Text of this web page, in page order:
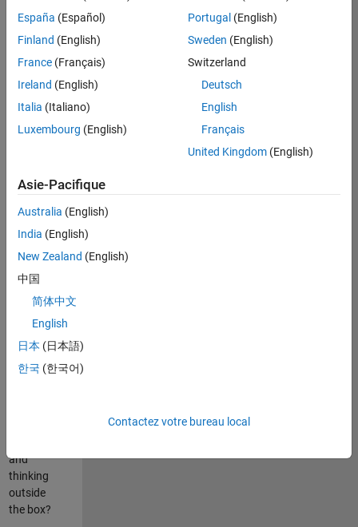
Ingénierie
de
la
FR-
Résumé
du
poste
Are you
about
state-of-
the-art
Do you
and
thinking
outside
the box?
España (Español)
Finland (English)
France (Français)
Ireland (English)
Italia (Italiano)
Luxembourg (English)
Portugal (English)
Sweden (English)
Switzerland
Deutsch
English
Français
United Kingdom(English)
Asie-Pacifique
Australia (English)
India (English)
New Zealand (English)
中国
简体中文
English
日本 (日本語)
한국 (한국어)
Contactez votre bureau local